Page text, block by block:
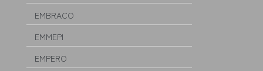
EMBRACO
EMMEPI
EMPERO